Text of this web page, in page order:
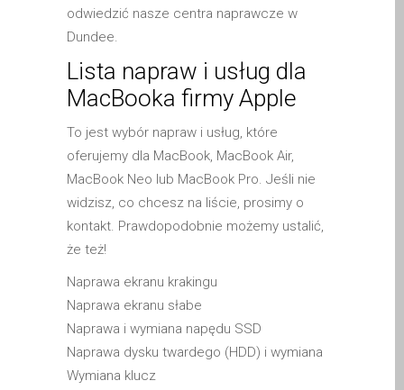
Dundee – Power Supplies
Battery Replacement for
iPhone and iPad in Dundee
Contact Us
Customer Testimonial
de (Deutsch)
Apple iPad Tablet-
Apple iPod-Reparatur in
Apple Mac Pro Reparatur
Dundee – Mac Pro Server
odwiedzić nasze centra naprawcze w
Dundee.
Lista napraw i usług dla
MacBooka firmy Apple
To jest wybór napraw i usług, które
oferujemy dla MacBook, MacBook Air,
MacBook Neo lub MacBook Pro. Jeśli nie
widzisz, co chcesz na liście, prosimy o
kontakt. Prawdopodobnie możemy ustalić,
że też!
Naprawa ekranu krakingu
Naprawa ekranu słabe
Naprawa i wymiana napędu SSD
Naprawa dysku twardego (HDD) i wymiana
Wymiana klucz